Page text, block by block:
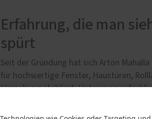
Erfahrung, die man
spürt
Seit der Gründung hat sich Arton
für hochwertige Fenster, Haustüren,
Umgebung etabliert. Unter meiner
anspruchsvolle Projekte erfolgreich
Bereich.